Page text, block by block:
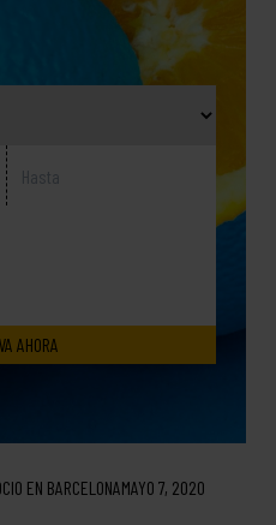
EN BARCELONAMAYO 7, 2020